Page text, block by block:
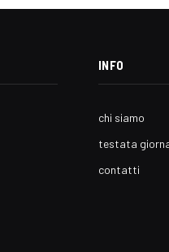
INFO
chi siamo
testata
contatti